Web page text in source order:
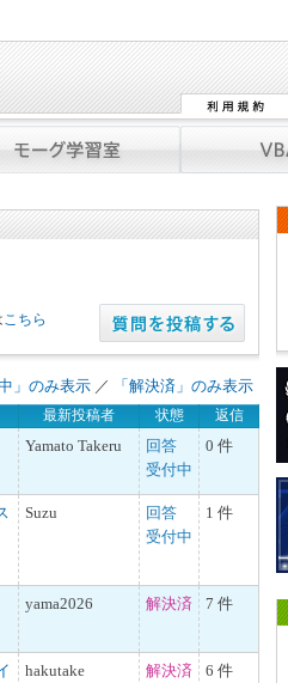
こちら
」のみ表示 ／ 「解決済」のみ表示
最新投稿者 状態 返信
Yamato Takeru
回答
受付中
0 件
Suzu
回答
受付中
1 件
yama2026 解決済 7 件
hakutake 解決済 6 件